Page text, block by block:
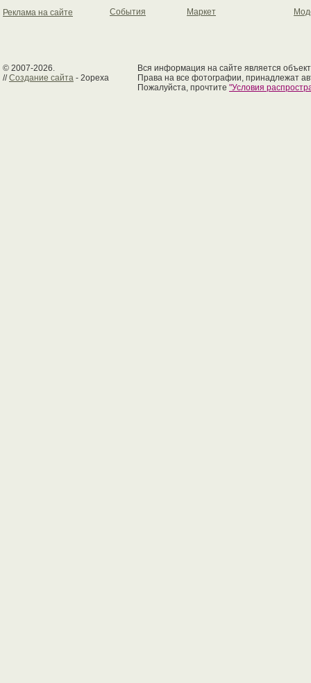
Реклама на сайте
События
Маркет
© 2007-2026.
//Создание сайта - 2opexa
Вся информация на сайте является
Права на все фотографии, принадлежат
Пожалуйста, прочтите "Условия